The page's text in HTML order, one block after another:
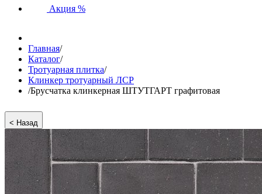
Акция %
Главная/
Каталог/
Тротуарная плитка/
Клинкер тротуарный ЛСР
/Брусчатка клинкерная ШТУТГАРТ графитовая